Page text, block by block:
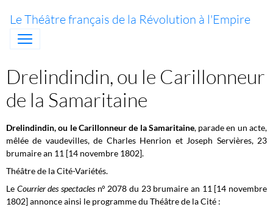
Le Théâtre français de la Révolution à l'Empire
Drelindindin, ou le Carillonneur
de la Samaritaine
Drelindindin, ou le Carillonneur de la Samaritaine, parade en un acte,
mêlée de vaudevilles, de Charles Henrion et Joseph Servières, 23
brumaire an 11 [14 novembre 1802].
Théâtre de la Cité-Variétés.
Le Courrier des spectaclesn° 2078 du 23 brumaire an 11 [14 novembre
1802] annonce ainsi le programme du Théâtre de la Cité :